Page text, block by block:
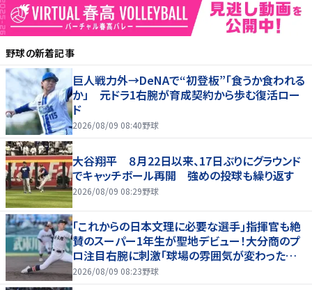
野球の新着記事
巨人戦力外→DeNAで“初登板”「食うか食われる
か」 元ドラ1右腕が育成契約から歩む復活ロー
ド
2026/08/09 08:40野球
大谷翔平 ８月22日以来、17日ぶりにグラウンド
でキャッチボール再開 強めの投球も繰り返す
2026/08/09 08:29野球
｢これからの日本文理に必要な選手｣指揮官も絶
賛のスーパー1年生が聖地デビュー！大分商のプ
ロ注目右腕に刺激｢球場の雰囲気が変わった…｣
【26年夏甲子園】
2026/08/09 08:23野球